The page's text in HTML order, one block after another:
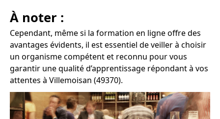
À noter :
Cependant, même si la formation en ligne offre des
avantages évidents, il est essentiel de veiller à choisir
un organisme compétent et reconnu pour vous
garantir une qualité d’apprentissage répondant à vos
attentes à Villemoisan (49370).